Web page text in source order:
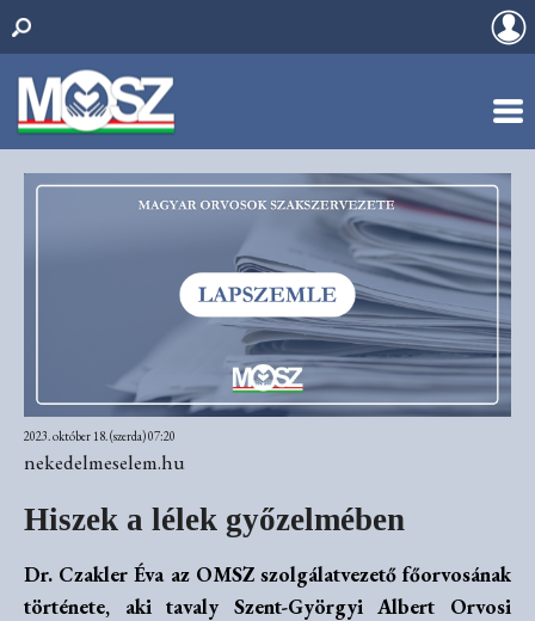
2023. október 18. (szerda) 07:20
nekedelmeselem.hu
Hiszek a lélek győzelmében
Dr. Czakler Éva az OMSZ szolgálatvezető főorvosának
története, aki tavaly Szent-Györgyi Albert Orvosi